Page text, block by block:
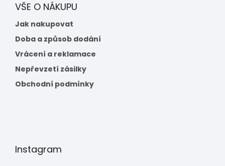
VŠE O NÁKUPU
Jak nakupovat
Doba a způsob dodání
Vrácení a reklamace
Nepřevzetí zásilky
Obchodní podmínky
Instagram